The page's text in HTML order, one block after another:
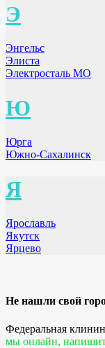
Э
Энгельс
Элиста
Электросталь МО
Ю
Юрга
Южно-Сахалинск
Я
Ярославль
Якутск
Ярцево
Не нашли свой
Федеральная
мы онлайн,